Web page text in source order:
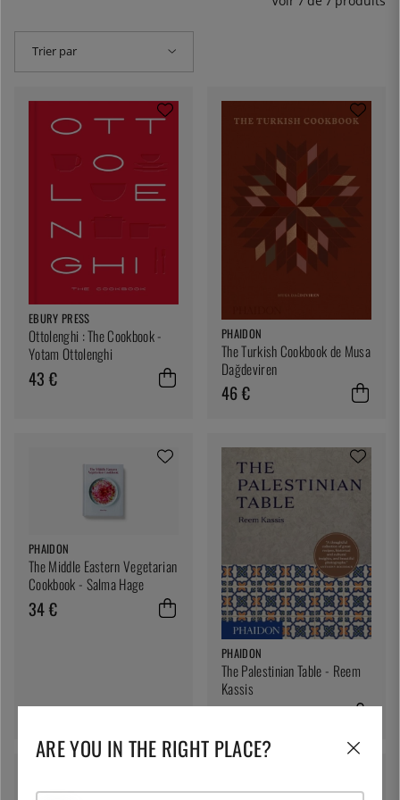
Trier par
EBURY PRESS
Ottolenghi : The Cookbook -
Yotam Ottolenghi
43 €
PHAIDON
The Turkish Cookbook de Musa
Dağdeviren
46 €
PHAIDON
The Middle Eastern Vegetarian
Cookbook - Salma Hage
34 €
PHAIDON
The Palestinian Table - Reem
Kassis
34 €
ARE YOU IN THE RIGHT PLACE?